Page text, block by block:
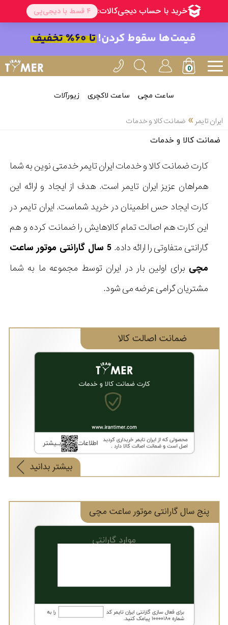
ساعت مچی ساعت لاکچری زیورآلات
ایران تایمر » ضمانت کالا و خدمات
ضمانت کالا و خدمات
کارت ضمانت کالا و خدمات ایران تایمر خدمتی نوین به شما
همراهان عزیز ایران تایمر است. هدف از ایجاد و ارائه این
کارت ایجاد حس اطمینان در خرید شماست. ایران تایمر در
این کارت هم اصالت تمام کالاهایش را ضمانت کرده و هم
گارانتی متفاوتی را ارائه داده. 5 سال گارانتی موتور ساعت
مچی برای اولین بار در ایران توسط مجموعه ما به شما
مشتریان گرامی عرضه می شود.